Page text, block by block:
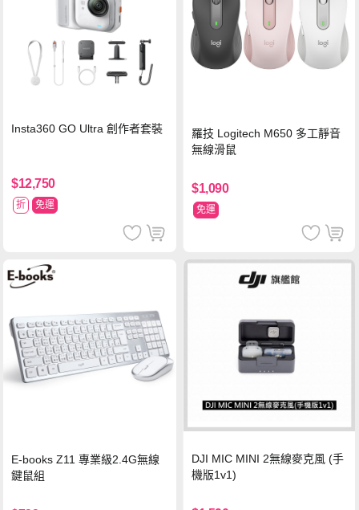
Insta360 GO Ultra 創作者套裝
$12,750
折 免運
羅技 Logitech M650 多工靜音
無線滑鼠
$1,090
免運
E-books Z11 專業級2.4G無線
鍵鼠組
DJI MIC MINI 2無線麥克風 (手
機版1v1)